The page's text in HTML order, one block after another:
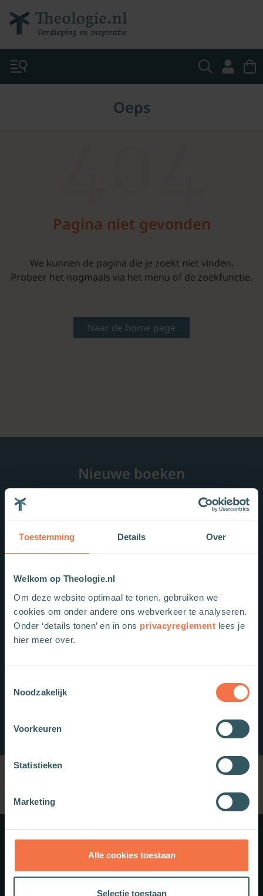
Toestemming Details Over
Welkom op Theologie.nl
Om deze website optimaal te tonen, gebruiken we
cookies om onder andere ons webverkeer te analyseren.
Onder ‘details tonen’ en in ons privacyreglement lees je
hier meer over.
Noodzakelijk
Voorkeuren
Statistieken
Marketing
Alle cookies toestaan
Selectie toestaan
Oeps
Pagina niet gevonden
We kunnen de pagina die je zoekt niet vinden.
Probeer het nogmaals via het menu of de zoekfunctie.
Naar de home page
Nieuwe boeken
Schrijf je in voor onze nieuwsbrief.